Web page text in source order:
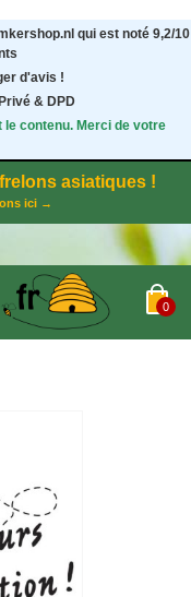
qui est noté 9,2/10
d'avis !
& DPD
contenu. Merci de votre
asiatiques !
ici →
0